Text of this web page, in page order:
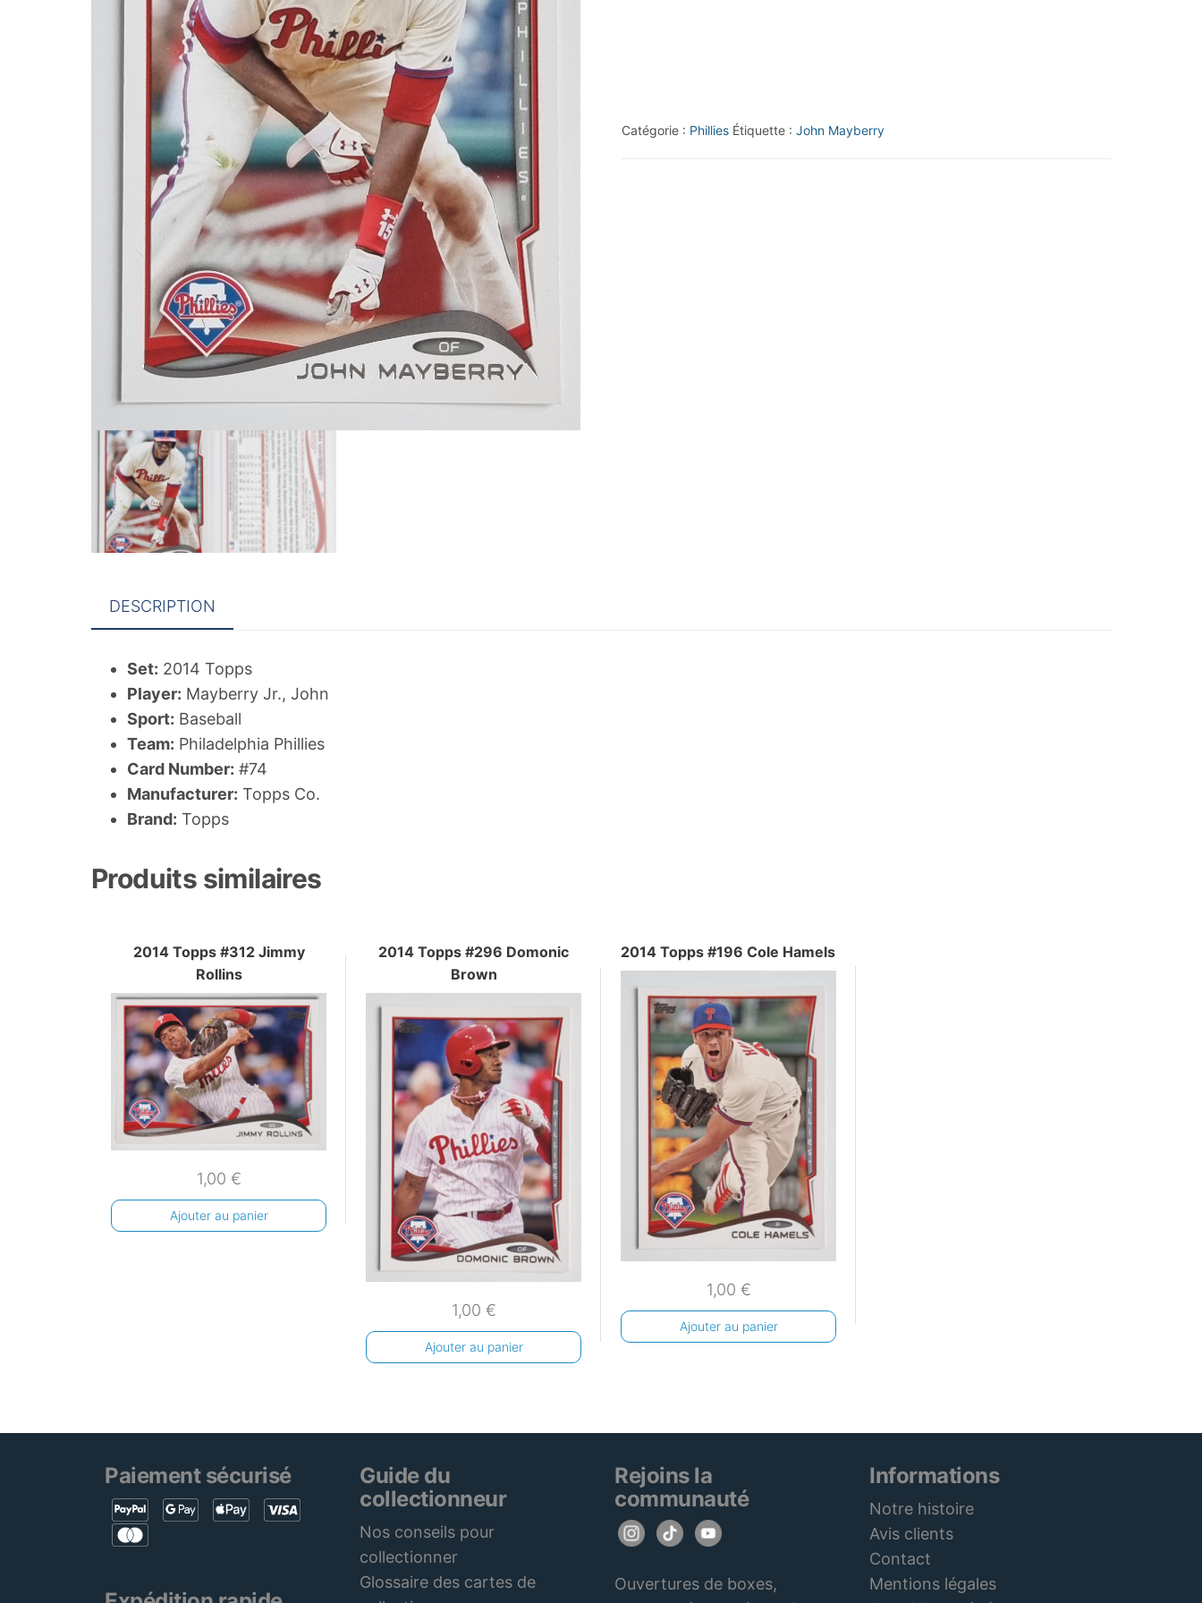
Catégorie : Phillies Étiquette : John Mayberry
DESCRIPTION
Set: 2014 Topps
Player: Mayberry Jr., John
Sport: Baseball
Team: Philadelphia Phillies
Card Number: #74
Manufacturer: Topps Co.
Brand: Topps
Produits similaires
2014 Topps #312 Jimmy
Rollins
1,00 €
Ajouter au panier
2014 Topps #296 Domonic
Brown
1,00 €
Ajouter au panier
2014 Topps #196 Cole Hamels
1,00 €
Ajouter au panier
Paiement sécurisé
Guide du
collectionneur
Nos conseils pour
collectionner
Glossaire des cartes de
Rejoins la
communauté
Ouvertures de boxes,
Informations
Notre histoire
Avis clients
Contact
Mentions légales